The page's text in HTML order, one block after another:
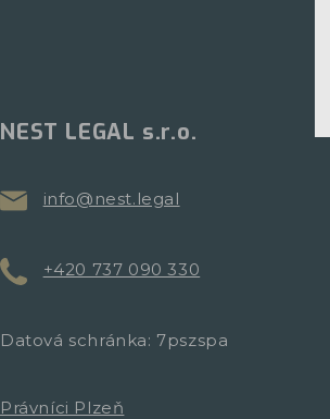
NEST LEGAL s.r.o.
info@nest.legal
+420 737 090 330
Datová schránka: 7pszspa
Právníci Plzeň